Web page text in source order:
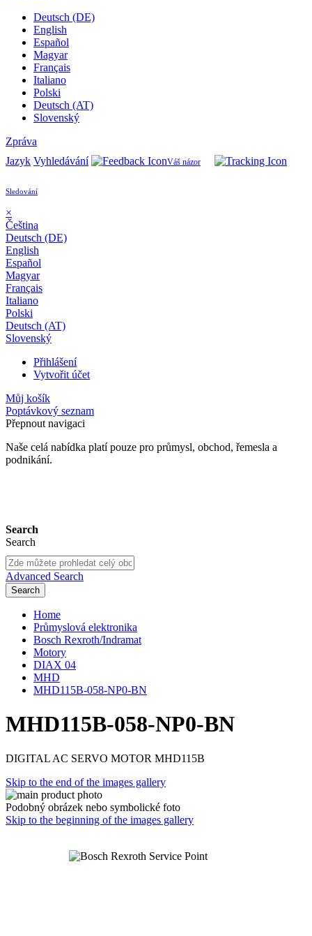
Deutsch (DE)
English
Español
Magyar
Français
Italiano
Polski
Deutsch (AT)
Slovenský
Zpráva
Jazyk Vyhledávání Váš názor
Sledování
×
Čeština
Deutsch (DE)
English
Español
Magyar
Français
Italiano
Polski
Deutsch (AT)
Slovenský
Přihlášení
Vytvořit účet
Můj košík
Poptávkový seznam
Přepnout navigaci
Naše celá nabídka platí pouze pro průmysl, obchod, řemesla a
podnikání.
Search
Search
Advanced Search
Search
Home
Průmyslová elektronika
Bosch Rexroth/Indramat
Motory
DIAX 04
MHD
MHD115B-058-NP0-BN
MHD115B-058-NP0-BN
DIGITAL AC SERVO MOTOR MHD115B
Skip to the end of the images gallery
Podobný obrázek nebo symbolické foto
Skip to the beginning of the images gallery